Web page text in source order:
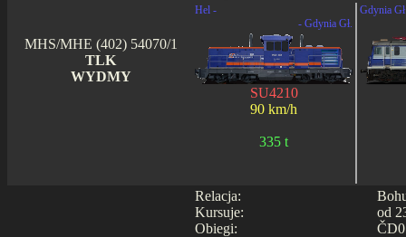
MHS/MHE (402) 54070/1
TLK
WYDMY
Hel -
- Gdynia Gł.
SU4210
90 km/h
335 t
Gdynia
Relacja:
Kursuje:
Obiegi:
od